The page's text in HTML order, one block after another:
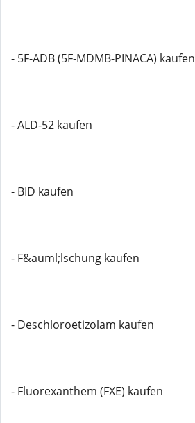
- 5F-ADB (5F-MDMB-PINACA) kaufen
- ALD-52 kaufen
- BID kaufen
- F&auml;lschung kaufen
- Deschloroetizolam kaufen
- Fluorexanthem (FXE) kaufen